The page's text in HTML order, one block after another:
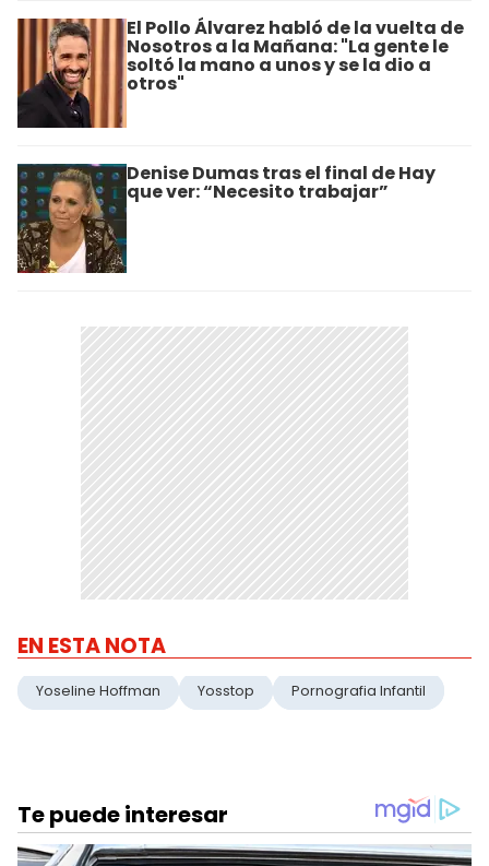
El Pollo Álvarez habló de la vuelta de
Nosotros a la Mañana: "La gente le
soltó la mano a unos y se la dio a
otros"
Denise Dumas tras el final de Hay
que ver: “Necesito trabajar”
EN ESTA NOTA
Yoseline Hoffman Yosstop Pornografia Infantil